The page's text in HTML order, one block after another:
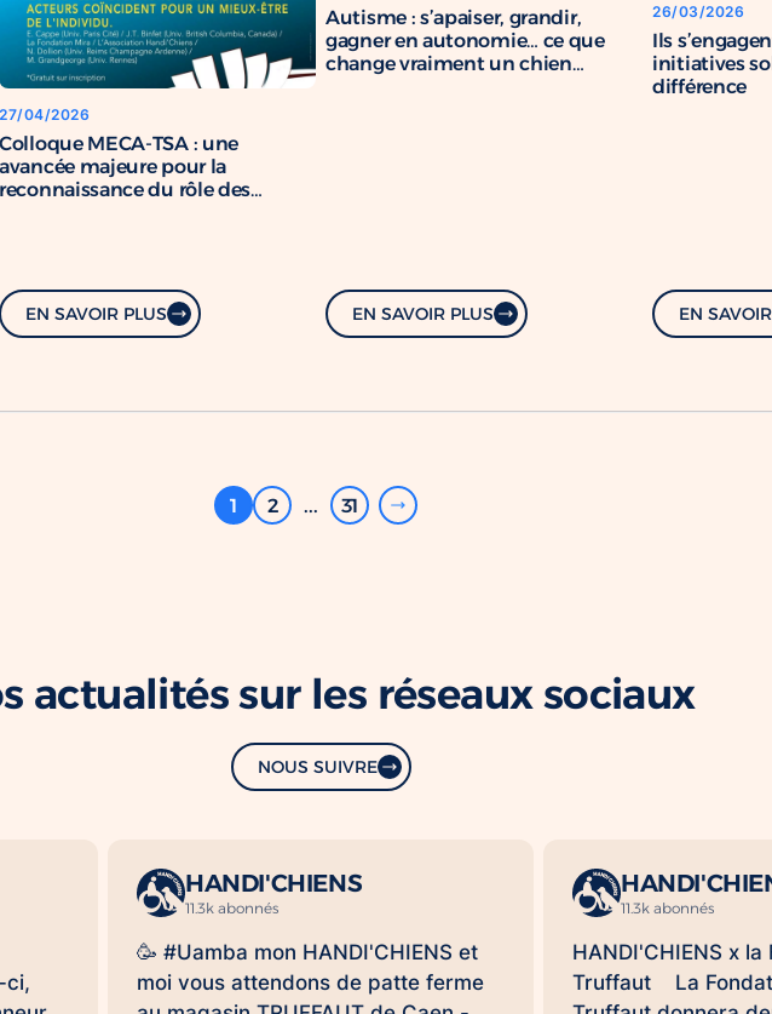
27/04/2026
Colloque MECA-TSA : une
avancée majeure pour la
reconnaissance du rôle des
EN SAVOIR PLUS
Autisme : s’apaiser, grandir,
gagner en autonomie… ce que
change vraiment un chien
EN SAVOIR PLUS
26/03/2026
Ils
initiatives
différence
EN
1 2 ... 31
actualités sur les réseaux sociaux
NOUS SUIVRE
ci,
HANDI'CHIENS
11.3k abonnés
🥳 #Uamba mon HANDI'CHIENS et
moi vous attendons de patte ferme
11.3k abonnés
HANDI'CHIENS x la
Truffaut La